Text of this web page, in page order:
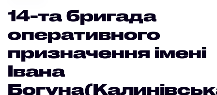
14-та бригада
оперативного
призначення імені
Івана